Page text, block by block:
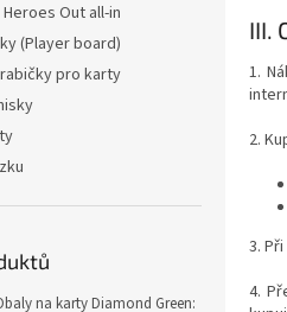
Out all-in
(Player board)
pro karty
na karty Diamond Green:
III.
1.
2.
3.
4.